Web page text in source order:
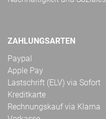
ZAHLUNGSARTEN
Paypal
Apple Pay
Lastschrift (ELV) via Sofort
Kreditkarte
Rechnungskauf via Klarna